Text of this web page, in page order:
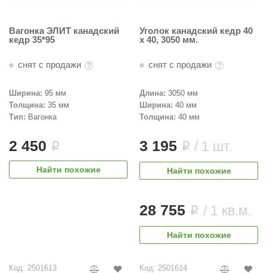
Вагонка ЭЛИТ канадский
кедр 35*95
снят с продажи
Ширина: 95 мм
Толщина: 35 мм
Тип: Вагонка
2 450 i
Найти похожие
Уголок канадский кедр 40
х 40, 3050 мм.
снят с продажи
Длина: 3050 мм
Ширина: 40 мм
Толщина: 40 мм
3 195 i / 1 шт.
Найти похожие
28 755 i / 1 кв.м.
Найти похожие
Код: 2501613 Код: 2501614